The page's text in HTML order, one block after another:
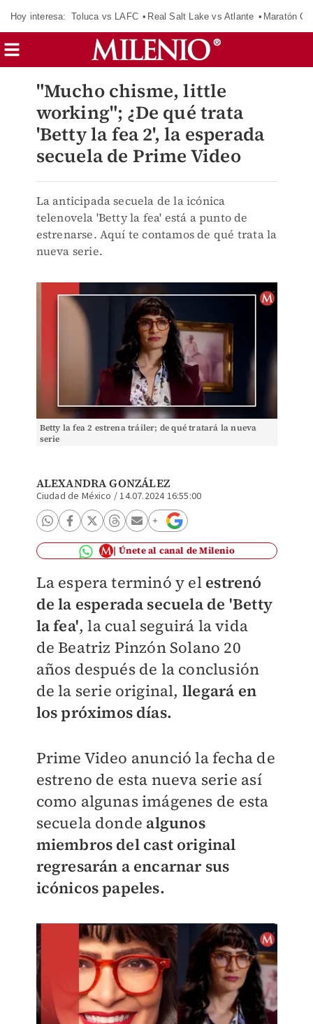
Hoy interesa: Toluca vs LAFC Real Salt Lake vs Atlante Maratón
"Mucho chisme, little
working"; ¿De qué trata
'Betty la fea 2', la esperada
secuela de Prime Video
La anticipada secuela de la icónica
telenovela 'Betty la fea' está a punto de
estrenarse. Aquí te contamos de qué trata la
nueva serie.
Betty la fea 2 estrena tráiler; de qué tratará la nueva
serie
ALEXANDRA GONZÁLEZ
Ciudad de México /14.07.2024 16:55:00
Únete al canal de Milenio
La espera terminó y el estrenó
de la esperada secuela de 'Betty
la fea', la cual seguirá la vida
de Beatriz Pinzón Solano 20
años después de la conclusión
de la serie original, llegará en
los próximos días.
Prime Video anunció la fecha de
estreno de esta nueva serie así
como algunas imágenes de esta
secuela donde algunos
miembros del cast original
regresarán a encarnar sus
icónicos papeles.